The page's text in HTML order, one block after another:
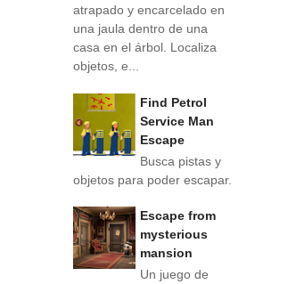
atrapado y encarcelado en
una jaula dentro de una
casa en el árbol. Localiza
objetos, e...
Find Petrol
Service Man
Escape
Busca pistas y
objetos para poder escapar.
Escape from
mysterious
mansion
Un juego de